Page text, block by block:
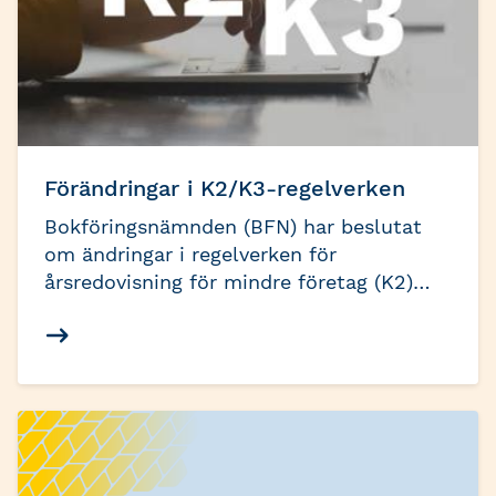
Förändringar i K2/K3-regelverken
Bokföringsnämnden (BFN) har beslutat
om ändringar i regelverken för
årsredovisning för mindre företag (K2)
årsredovisning (K3), samt i regelverket för
under flera år. Här finns viktig
information om de ändrade reglerna.